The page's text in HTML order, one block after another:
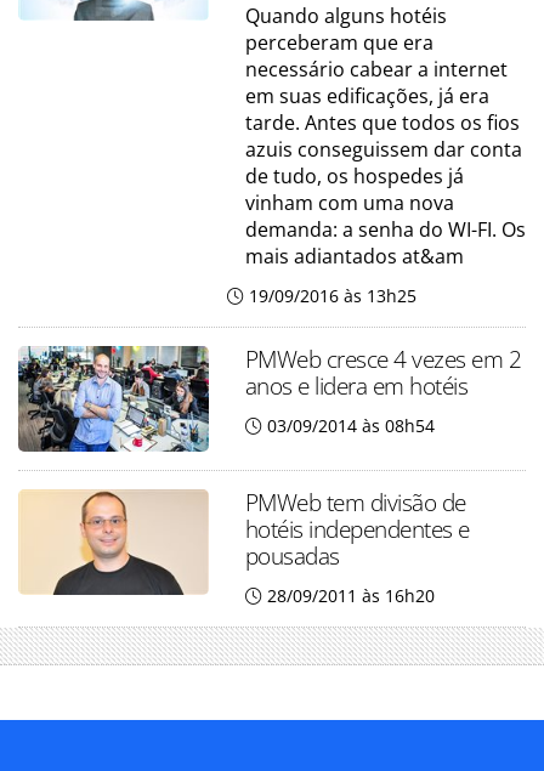
Quando alguns hotéis
perceberam que era
necessário cabear a internet
em suas edificações, já era
tarde. Antes que todos os fios
azuis conseguissem dar conta
de tudo, os hospedes já
vinham com uma nova
demanda: a senha do WI-FI. Os
mais adiantados at&am
19/09/2016 às 13h25
PMWeb cresce 4 vezes em 2
anos e lidera em hotéis
03/09/2014 às 08h54
PMWeb tem divisão de
hotéis independentes e
pousadas
28/09/2011 às 16h20